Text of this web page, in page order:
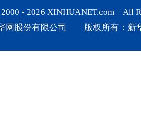
- 2026 XINHUANET.com All
网股份有限公司 版权所有：新